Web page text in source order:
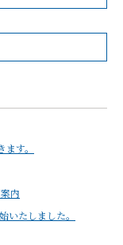
す。
内
いたしました。